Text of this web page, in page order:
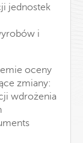
jednostek
i
oceny
zmiany:
wdrożenia